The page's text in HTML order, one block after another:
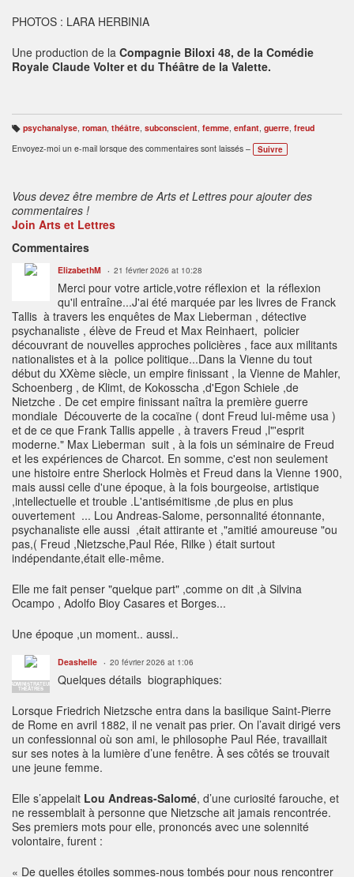
PHOTOS : LARA HERBINIA
Une production de la Compagnie Biloxi 48, de la Comédie
Royale Claude Volter et du Théâtre de la Valette.
B
ali
s
psychanalyse, roman, théâtre, subconscient, femme, enfant, guerre, freud
Envoyez-moi un e-mail lorsque des commentaires sont laissés –
Suivre
Vous devez être membre de Arts et Lettres pour ajouter des
commentaires !
Join Arts et Lettres
Commentaires
ElizabethM 21 février 2026 at 10:28
Merci pour votre article,votre réflexion et la réflexion
qu'il entraîne...J'ai été marquée par les livres de Franck
Tallis à travers les enquêtes de Max Lieberman , détective
psychanaliste , élève de Freud et Max Reinhaert, policier
découvrant de nouvelles approches policières , face aux militants
nationalistes et à la police politique...Dans la Vienne du tout
début du XXème siècle, un empire finissant , la Vienne de Mahler,
Schoenberg , de Klimt, de Kokosscha ,d'Egon Schiele ,de
Nietzche . De cet empire finissant naîtra la première guerre
mondiale Découverte de la cocaïne ( dont Freud lui-même usa )
et de ce que Frank Tallis appelle , à travers Freud ,l"'esprit
moderne." Max Lieberman suit , à la fois un séminaire de Freud
et les expériences de Charcot. En somme, c'est non seulement
une histoire entre Sherlock Holmès et Freud dans la Vienne 1900,
mais aussi celle d'une époque, à la fois bourgeoise, artistique
,intellectuelle et trouble .L'antisémitisme ,de plus en plus
ouvertement ... Lou Andreas-Salome, personnalité étonnante,
psychanaliste elle aussi ,était attirante et ,"amitié amoureuse "ou
pas,( Freud ,Nietzsche,Paul Rée, Rilke ) était surtout
indépendante,était elle-même.
Elle me fait penser "quelque part" ,comme on dit ,à Silvina
Ocampo , Adolfo Bioy Casares et Borges...
Une époque ,un moment.. aussi..
ADMINISTRATEUR
THÉÂTRES
Deashelle 20 février 2026 at 1:06
Quelques détails biographiques:
Lorsque Friedrich Nietzsche entra dans la basilique Saint-Pierre
de Rome en avril 1882, il ne venait pas prier. On l’avait dirigé vers
un confessionnal où son ami, le philosophe Paul Rée, travaillait
sur ses notes à la lumière d’une fenêtre. À ses côtés se trouvait
une jeune femme.
Elle s’appelait Lou Andreas-Salomé, d’une curiosité farouche, et
ne ressemblait à personne que Nietzsche ait jamais rencontrée.
Ses premiers mots pour elle, prononcés avec une solennité
volontaire, furent :
« De quelles étoiles sommes-nous tombés pour nous rencontrer